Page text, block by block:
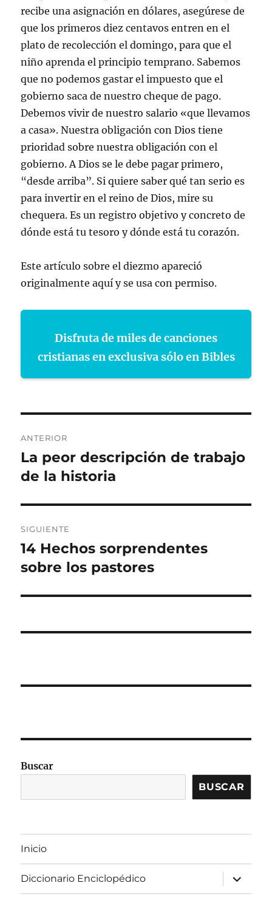
recibe una asignación en dólares, asegúrese de
que los primeros diez centavos entren en el
plato de recolección el domingo, para que el
niño aprenda el principio temprano. Sabemos
que no podemos gastar el impuesto que el
gobierno saca de nuestro cheque de pago.
Debemos vivir de nuestro salario «que llevamos
a casa». Nuestra obligación con Dios tiene
prioridad sobre nuestra obligación con el
gobierno. A Dios se le debe pagar primero,
“desde arriba”. Si quiere saber qué tan serio es
para invertir en el reino de Dios, mire su
chequera. Es un registro objetivo y concreto de
dónde está tu tesoro y dónde está tu corazón.
Este artículo sobre el diezmo apareció
originalmente aquí y se usa con permiso.
Disfruta de miles de canciones
cristianas en exclusiva sólo en Bibles
de
entradas
ANTERIOR
Entrada
anterior:
La peor descripción de trabajo
de la historia
SIGUIENTE
Entrada
siguiente:
14 Hechos sorprendentes
sobre los pastores
Buscar
BUSCAR
Inicio
Diccionario Enciclopédico
expandir
el
menú